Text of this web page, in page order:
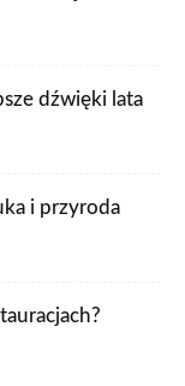
dźwięki lata
i przyroda